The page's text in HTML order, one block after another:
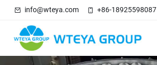
info@wteya.com +86-18925598087